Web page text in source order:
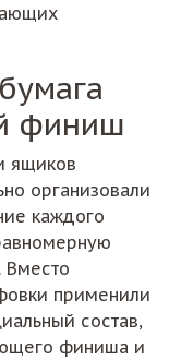
финиш
ящиков
организовали
каждого
Вместо
применили
состав,
финиша и